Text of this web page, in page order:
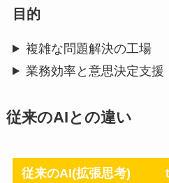
目的
複雑な問題解決の工場
業務効率と意思決定支援
従来のAIとの違い
従来のAI(拡張思考)